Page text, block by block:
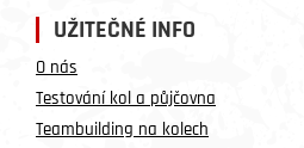
UŽITEČNÉ INFO
O nás
Testování kol a půjčovna
Teambuilding na kolech